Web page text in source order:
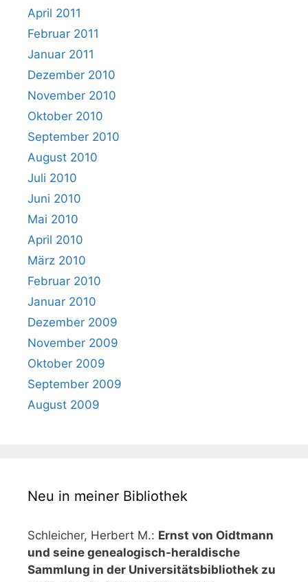
April 2011
Februar 2011
Januar 2011
Dezember 2010
November 2010
Oktober 2010
September 2010
August 2010
Juli 2010
Juni 2010
Mai 2010
April 2010
März 2010
Februar 2010
Januar 2010
Dezember 2009
November 2009
Oktober 2009
September 2009
August 2009
Neu in meiner Bibliothek
Schleicher, Herbert M.: Ernst von Oidtmann
und seine genealogisch-heraldische
Sammlung in der Universitätsbibliothek zu